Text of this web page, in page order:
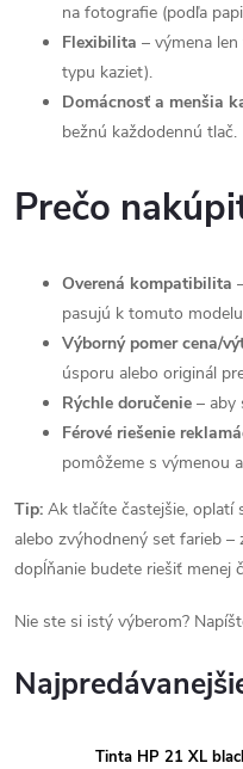
na fotografie (podľa
Flexibilita – výmena
typu kaziet).
Domácnosť a menšia
bežnú každodennú tlač.
Prečo
Overená kompatibilita
pasujú k tomuto
Výborný pomer cena/
úsporu alebo originál
Rýchle doručenie – aby
Férové riešenie
pomôžeme s výmenou
Tip: Ak tlačíte častejšie, oplatí
alebo zvýhodnený set farieb
dopĺňanie budete riešiť menej
Nie ste si istý výberom?
Tinta HP 21 XL